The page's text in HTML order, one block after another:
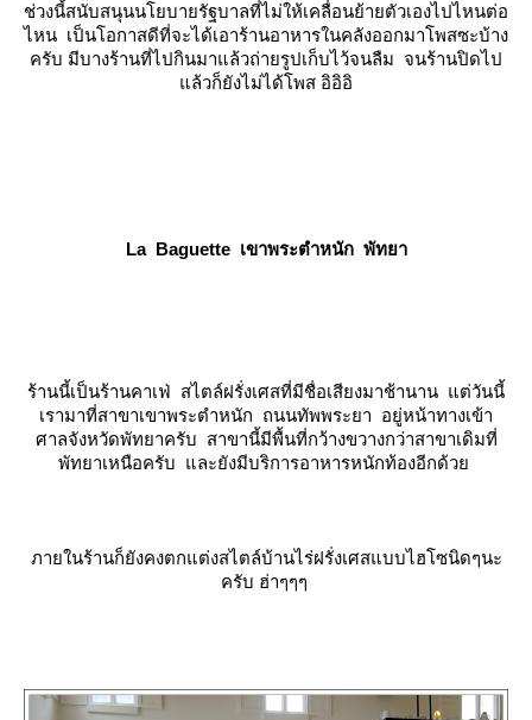
ช่วงนี้สนับสนุนนโยบายรัฐบาลที่ไม่ให้เคลื่อนย้ายตัวเองไปไหนต่อ
ไหน เป็นโอกาสดีที่จะได้เอาร้านอาหารในคลังออกมาโพสซะบ้าง
ครับ มีบางร้านที่ไปกินมาแล้วถ่ายรูปเก็บไว้จนลืม จนร้านปิดไป
ล้วก็ยังไม่ได้โพส อิอิอิ
La Baguette เขาพระตำหนัก พัทยา
ร้านนี้เป็นร้านคาเฟ่ สไตล์ฝรั่งเศสที่มีชื่อเสียงมาช้านาน แต่วันนี้
เรามาที่สาขาเขาพระตำหนัก ถนนทัพพระยา อยู่หน้าทางเข้า
ศาลจังหวัดพัทยาครับ สาขานี้มีพื้นที่กว้างขวางกว่าสาขาเดิมที่
พัทยาเหนือครับ และยังมีบริการอาหารหนักท้องอีกด้ว
ภายในร้านก็ยังคงตกแต่งสไตล์บ้านไร่ฝรั่งเศสแบบไฮโซนิดๆนะ
ครับ ฮ่าๆๆๆ